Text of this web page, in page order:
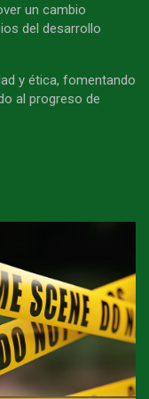
un cambio
del desarrollo
y ética, fomentando
al progreso de